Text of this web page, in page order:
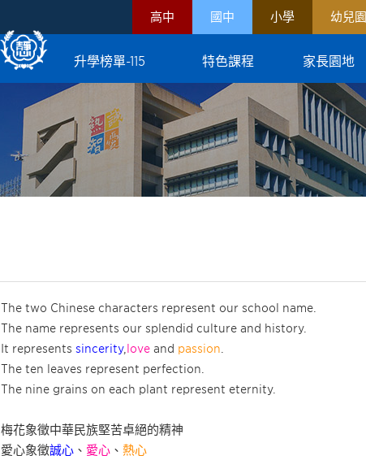
高中 國中 小學 幼兒園
升學榜單-115 特色課程 家長園地
The two Chinese characters represent our school name.
The name represents our splendid culture and history.
It represents sincerity,love and passion.
The ten leaves represent perfection.
The nine grains on each plant represent eternity.
梅花象徵中華民族堅苦卓絕的精神
愛心象徵誠心 、 愛心 、 熱心